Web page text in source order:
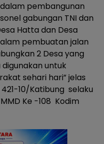
pembangunan
gabungan TNI dan
Hatta dan Desa
pembuatan jalan
2 Desa yang
untuk
sehari hari” jelas
10/Katibung selaku
Ke -108 Kodim